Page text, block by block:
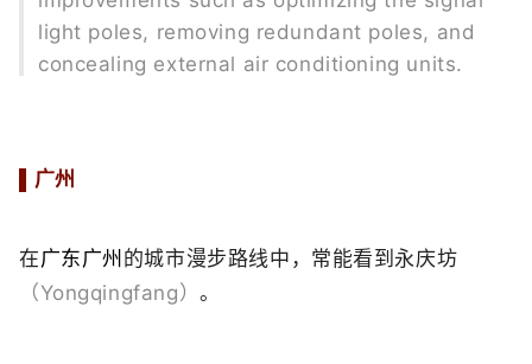
light poles, removing redundant poles, and
concealing external air conditioning units.
广州
在广东广州 的城市漫步路线中，常能看到永庆坊
（Yongqingfang）。